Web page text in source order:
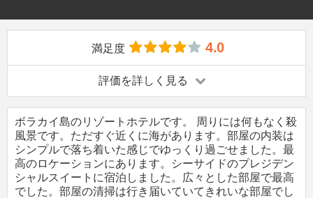
満足度 4.0
評価を詳しく見る
ボラカイ島のリゾートホテルです。 周りには何もなく殺
風景です。ただすぐ近くに海があります。部屋の内装は
シンプルで落ち着いた感じでゆっくり過ごせました。最
高のロケーションにあります。シーサイドのプレジデン
シャルスイートに宿泊しました。広々とした部屋で最高
でした。部屋の清掃は行き届いていてきれいな部屋でし